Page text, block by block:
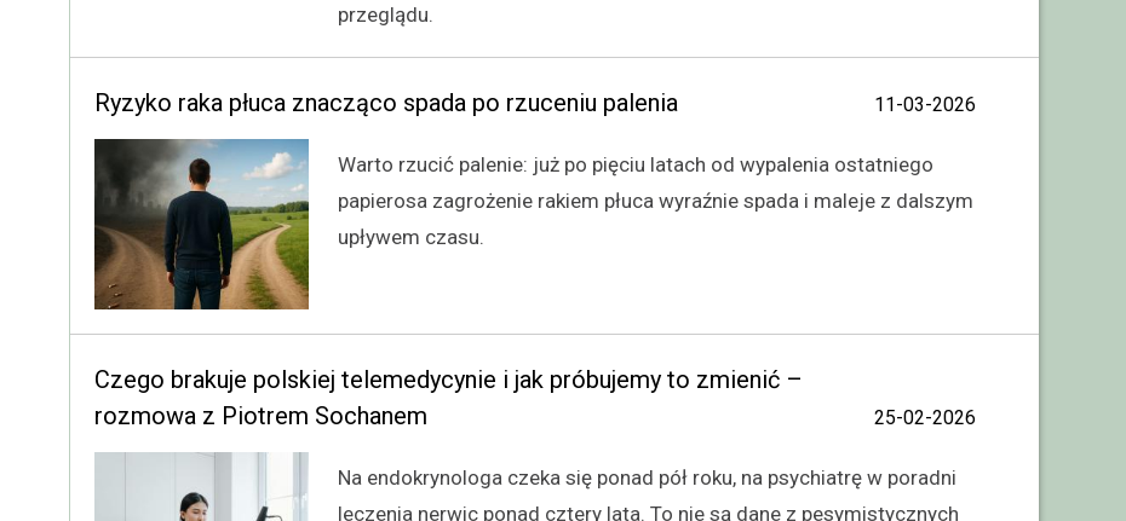
przeglądu.
Ryzyko raka płuca znacząco spada po rzuceniu palenia 11-03-2026
Warto rzucić palenie: już po pięciu latach od wypalenia ostatniego
papierosa zagrożenie rakiem płuca wyraźnie spada i maleje z dalszym
upływem czasu.
Czego brakuje polskiej telemedycynie i jak próbujemy to zmienić –
rozmowa z Piotrem Sochanem
25-02-2026
Na endokrynologa czeka się ponad pół roku, na psychiatrę w poradni
leczenia nerwic ponad cztery lata. To nie są dane z pesymistycznych